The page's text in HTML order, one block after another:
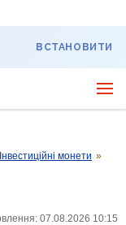
ВСТАНОВИТИ
Інвестиційні монети »
07.08.2026 10:15